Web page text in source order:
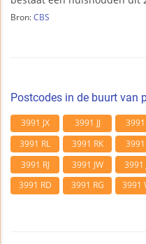
Bron: CBS
Postcodes in de buurt van
3991 JX 3991 JJ 3991
3991 RL
3991 RK 3991
3991 RJ
3991 JW 3991
3991 RD
3991 RG 3991